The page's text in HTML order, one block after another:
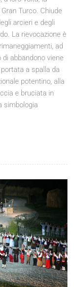
Turco. Chiude
arcieri e degli
La rievocazione è
ad
abbandono viene
a spalla da
potentino, alla
e bruciata in
simbologia